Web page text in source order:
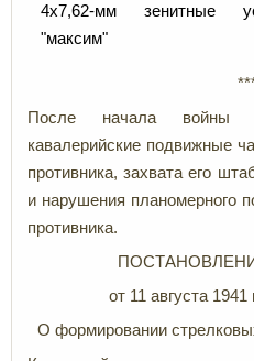
4х7,62-мм зенитные
"максим"
После начала войны
кавалерийские подвижные
противника, захвата его
и нарушения планомерного
противника.
от 11 августа
О формировании